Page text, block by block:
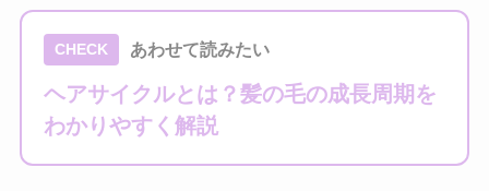
CHECK あわせて読みたい
ヘアサイクルとは？髪の毛の成長周期を
わかりやすく解説